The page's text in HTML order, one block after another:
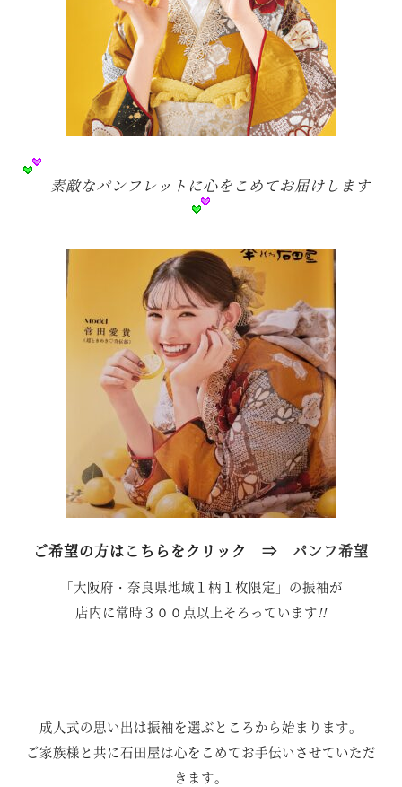
素敵なパンフレットに心をこめてお届けします
ご希望の方はこちらをクリック ⇒ パンフ希望
「大阪府・奈良県地域１柄１枚限定」の振袖が
店内に常時３００点以上そろっています!!
成人式の思い出は振袖を選ぶところから始まります。
ご家族様と共に石田屋は心をこめてお手伝いさせていただ
きます。